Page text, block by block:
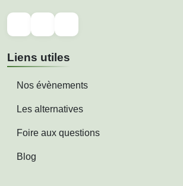
Liens utiles
Nos évènements
Les alternatives
Foire aux questions
Blog